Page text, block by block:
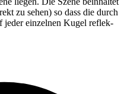
zu sehen) so dass die durch
jeder ein­zel­nen Kugel reflek­